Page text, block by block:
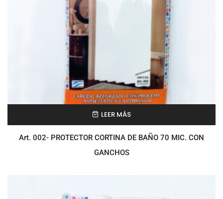
LEER MÁS
Art. 002- PROTECTOR CORTINA DE BAÑO 70 MIC. CON
GANCHOS